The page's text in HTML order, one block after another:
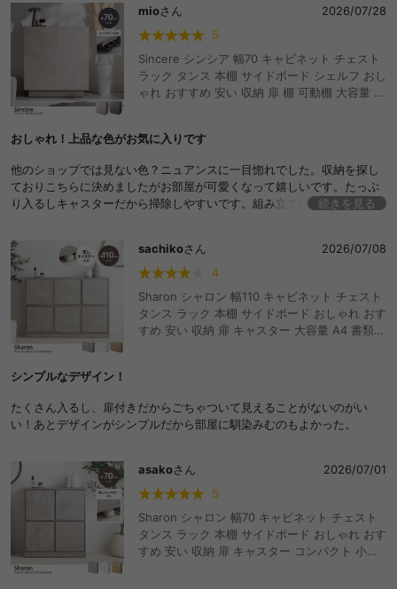
mioさん
2026/07/28
5
Sincere シンシア 幅70 キャビネット チェスト
ラック タンス 本棚 サイドボード シェルフ おし
ゃれ おすすめ 安い 収納 扉 棚 可動棚 大容量 キ
い スリム リビング カフェ 一人暮らし ワンルー
おしゃれ！上品な色がお気に入りです
他のショップでは見ない色？ニュアンスに一目惚れでした。収納を探し
ておりこちらに決めましたがお部屋が可愛くなって嬉しいです。たっぷ
り入るしキャスターだから掃除しやすいです。組み立ては不慣れでした
続きを見る
sachikoさん
2026/07/08
4
Sharon シャロン 幅110 キャビネット チェスト
タンス ラック 本棚 サイドボード おしゃれ おす
すめ 安い 収納 扉 キャスター 大容量 A4 書類
シンプルなデザイン！
たくさん入るし、扉付きだからごちゃついて見えることがないのがい
い！あとデザインがシンプルだから部屋に馴染みむのもよかった。
asakoさん
2026/07/01
5
Sharon シャロン 幅70 キャビネット チェスト
タンス ラック 本棚 サイドボード おしゃれ おす
すめ 安い 収納 扉 キャスター コンパクト 小さ